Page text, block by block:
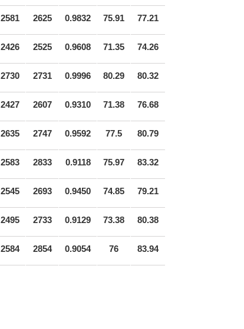
2581 2625 0.9832 75.91 77.21
2426 2525 0.9608 71.35 74.26
2730 2731 0.9996 80.29 80.32
2427 2607 0.9310 71.38 76.68
2635 2747 0.9592 77.5 80.79
2583 2833 0.9118 75.97 83.32
2545 2693 0.9450 74.85 79.21
2495 2733 0.9129 73.38 80.38
2584 2854 0.9054 76 83.94